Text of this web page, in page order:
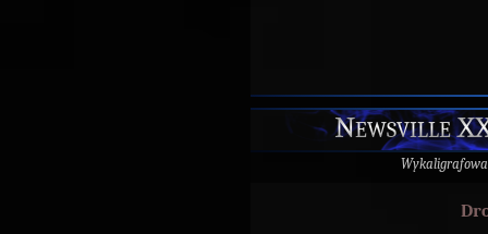
Newsville